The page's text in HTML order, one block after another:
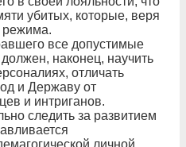
убитых, которые, веря
режима.
все допустимые
наконец, научить
отличать
и Державу от
и интриганов.
следить за развитием
личной